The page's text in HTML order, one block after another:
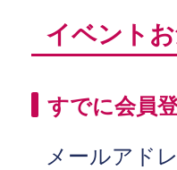
イベント
すでに会員
メールアド